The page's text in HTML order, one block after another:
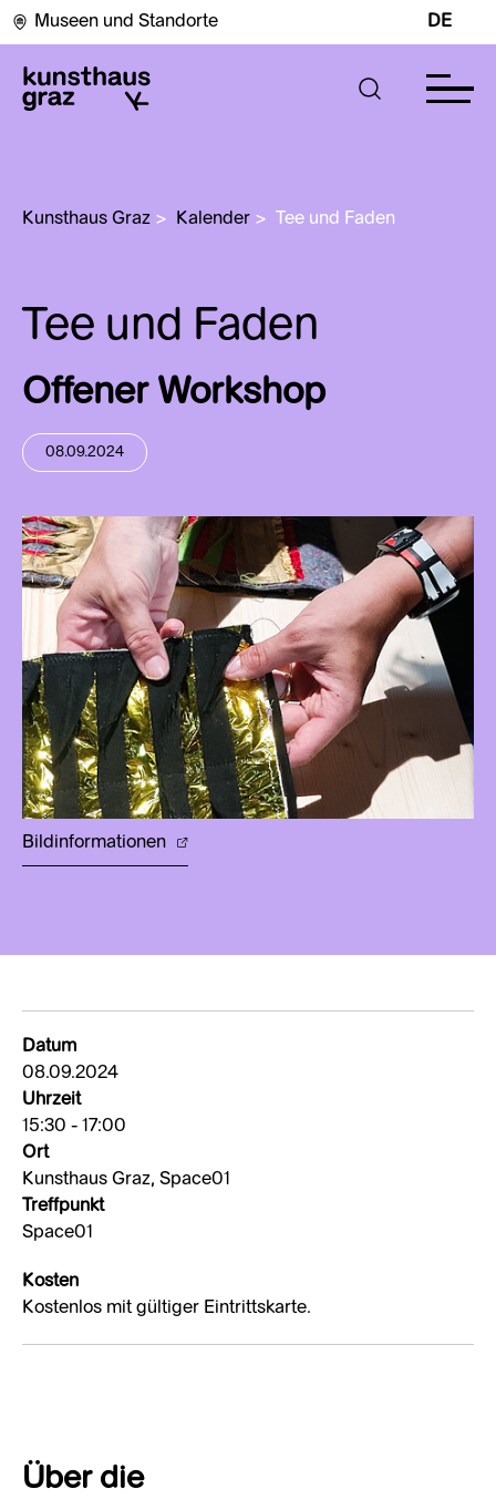
Museen und Standorte DE
Kunsthaus Graz > Kalender > Tee und Faden
Tee und Faden
Offener Workshop
08.09.2024
Bildinformationen
Datum
08.09.2024
Uhrzeit
15:30 - 17:00
Ort
Kunsthaus Graz, Space01
Treffpunkt
Space01
Kosten
Kostenlos mit gültiger Eintrittskarte.
Über die